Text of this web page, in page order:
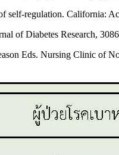
self-regulation. California:
of Diabetes Research,
Eds. Nursing Clinic of